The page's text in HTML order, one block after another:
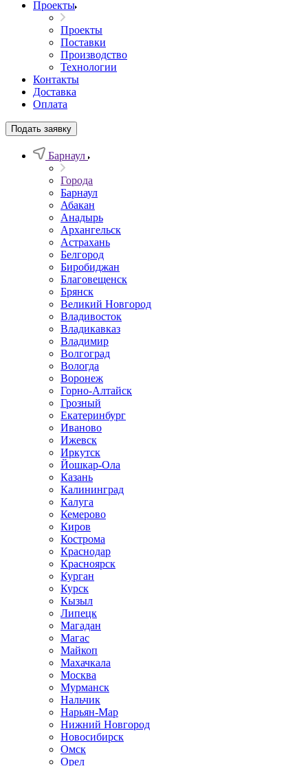
Проекты
Проекты
Поставки
Производство
Технологии
Контакты
Доставка
Оплата
Подать заявку
Барнаул
Города
Барнаул
Абакан
Анадырь
Архангельск
Астрахань
Белгород
Биробиджан
Благовещенск
Брянск
Великий Новгород
Владивосток
Владикавказ
Владимир
Волгоград
Вологда
Воронеж
Горно-Алтайск
Грозный
Екатеринбург
Иваново
Ижевск
Иркутск
Йошкар-Ола
Казань
Калининград
Калуга
Кемерово
Киров
Кострома
Краснодар
Красноярск
Курган
Курск
Кызыл
Липецк
Магадан
Магас
Майкоп
Махачкала
Москва
Мурманск
Нальчик
Нарьян-Мар
Нижний Новгород
Новосибирск
Омск
Орел